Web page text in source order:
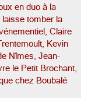
en duo à la
tomber la
Claire
Kevin
Nîmes, Jean-
le Petit Brochant,
chez Boubalé